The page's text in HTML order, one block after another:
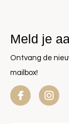
Meld je
Ontvang de
mailbox!